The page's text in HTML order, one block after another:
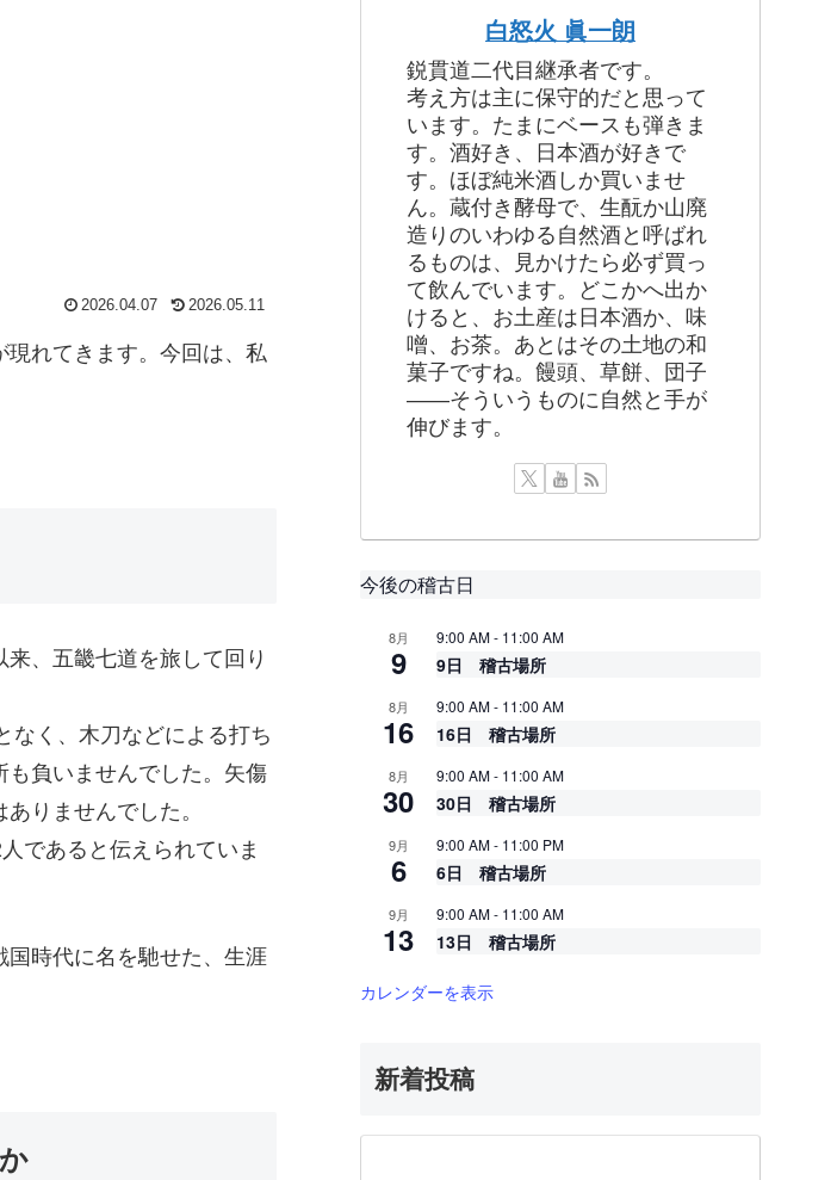
2026.04.07 2026.05.11
れてきます。今回は、私
、五畿七道を旅して回り
なく、木刀などによる打ち
負いませんでした。矢傷
りませんでした。
であると伝えられていま
国時代に名を馳せた、生涯
白怒火 眞一朗
鋭貫道二代目継承者です。
考え方は主に保守的だと思って
います。たまにベースも弾きま
す。酒好き、日本酒が好きで
す。ほぼ純米酒しか買いませ
ん。蔵付き酵母で、生酛か山廃
造りのいわゆる自然酒と呼ばれ
るものは、見かけたら必ず買っ
て飲んでいます。どこかへ出か
けると、お土産は日本酒か、味
噌、お茶。あとはその土地の和
菓子ですね。饅頭、草餅、団子
——そういうものに自然と手が
伸びます。
今後の稽古日
8月
9
9:00 AM- 11:00 AM
9日 稽古場所
8月
16
9:00 AM- 11:00 AM
16日 稽古場所
8月
30
9:00 AM- 11:00 AM
30日 稽古場所
9月
6
9:00 AM- 11:00 PM
6日 稽古場所
9月
13
9:00 AM- 11:00 AM
13日 稽古場所
カレンダーを表示
新着投稿